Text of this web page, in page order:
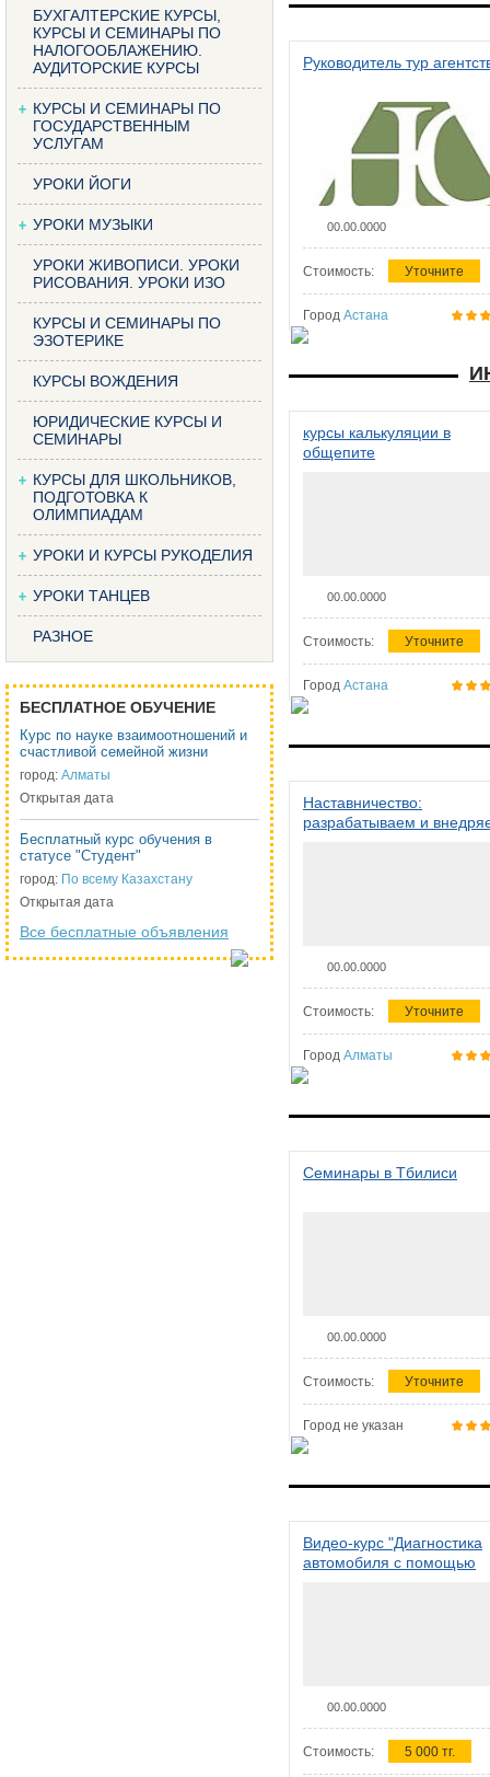
БУХГАЛТЕРСКИЕ КУРСЫ,
КУРСЫ И СЕМИНАРЫ ПО
НАЛОГООБЛАЖЕНИЮ.
АУДИТОРСКИЕ КУРСЫ
КУРСЫ И СЕМИНАРЫ ПО
ГОСУДАРСТВЕННЫМ
УСЛУГАМ
УРОКИ ЙОГИ
УРОКИ МУЗЫКИ
УРОКИ ЖИВОПИСИ. УРОКИ
РИСОВАНИЯ. УРОКИ ИЗО
КУРСЫ И СЕМИНАРЫ ПО
ЭЗОТЕРИКЕ
КУРСЫ ВОЖДЕНИЯ
ЮРИДИЧЕСКИЕ КУРСЫ И
СЕМИНАРЫ
КУРСЫ ДЛЯ ШКОЛЬНИКОВ,
ПОДГОТОВКА К
ОЛИМПИАДАМ
УРОКИ И КУРСЫ РУКОДЕЛИЯ
УРОКИ ТАНЦЕВ
РАЗНОЕ
БЕСПЛАТНОЕ ОБУЧЕНИЕ
Курс по науке взаимоотношений и
счастливой семейной жизни
город: Алматы
Открытая дата
Бесплатный курс обучения в
статусе "Студент"
город: По всему Казахстану
Открытая дата
Все бесплатные объявления
Руководитель тур
00.00.0000
Стоимость: Уточните
Город Астана
курсы калькуляции в
общепите
00.00.0000
Стоимость: Уточните
Город Астана
Наставничество:
разрабатываем и
00.00.0000
Стоимость: Уточните
Город Алматы
Семинары в Тбилиси
00.00.0000
Стоимость: Уточните
Город не указан
Видео-курс "Диагностика
автомобиля с помощью
00.00.0000
Стоимость: 5 000 тг.